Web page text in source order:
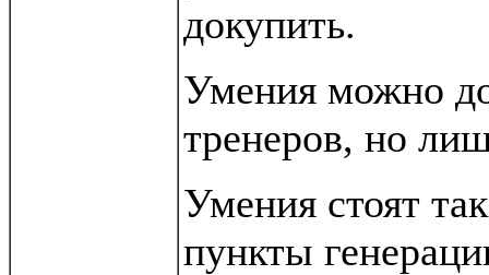
докупить.
Умения можно
тренеров, но
Умения стоят
пункты